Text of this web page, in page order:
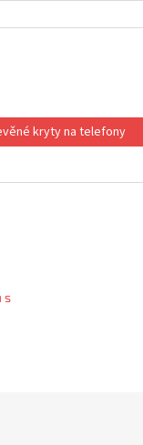
kryty na telefony
s